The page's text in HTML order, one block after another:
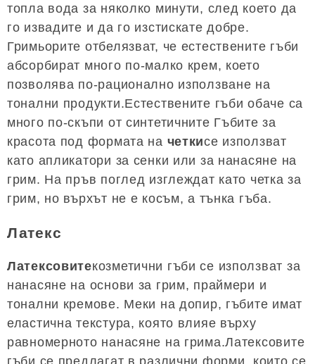
топла вода за няколко минути, след което да
го извадите и да го изстискате добре.
Гримьорите отбелязват, че естествените гъби
абсорбират много по-малко крем, което
позволява по-рационално използване на
тонални продукти.Естествените гъби обаче са
много по-скъпи от синтетичните Гъбите за
красота под формата на четкисе използват
като апликатори за сенки или за нанасяне на
грим. На пръв поглед изглеждат като четка за
грим, но върхът не е косъм, а тънка гъба.
Латекс
Латексовитекозметични гъби се използват за
нанасяне на основи за грим, праймери и
тонални кремове. Меки на допир, гъбите имат
еластична текстура, която влияе върху
равномерното нанасяне на грима.Латексовите
гъби се предлагат в различни форми, които се